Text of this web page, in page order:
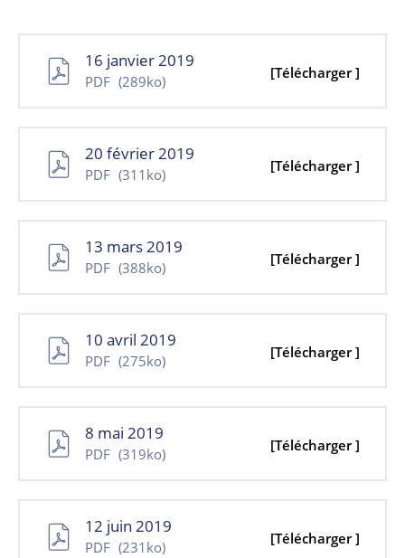
OFFRES
UNITÉS
ADMINISTRATIVES
16 janvier 2019
PDF (289ko) [Télécharger ]
20 février 2019
PDF (311ko) [Télécharger ]
13 mars 2019
PDF (388ko) [Télécharger ]
10 avril 2019
PDF (275ko) [Télécharger ]
8 mai 2019
PDF (319ko) [Télécharger ]
12 juin 2019
PDF (231ko) [Télécharger ]